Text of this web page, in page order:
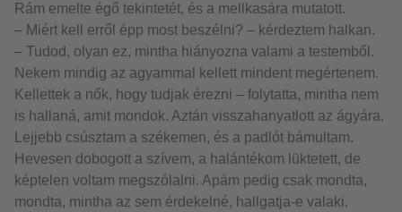
Rám emelte égő tekintetét, és a mellkasára mutatott.
– Miért kell erről épp most beszélni? – kérdeztem halkan.
– Tudod, olyan ez, mintha hiányozna valami a testemből.
Nekem mindig az agyammal kellett mindent megértenem.
Kellettek a nők, hogy tudjak érezni – folytatta, mintha nem
is hallaná, amit mondok. Aztán visszahanyatlott az ágyára.
Lejjebb csúsztam a székemen, és a padlót bámultam.
Hevesen dobogott a szívem, a halántékom lüktetett, de
képtelen voltam megszólalni. Apám pedig csak mondta,
mondta, mintha az sem érdekelné, hallgatja-e valaki.